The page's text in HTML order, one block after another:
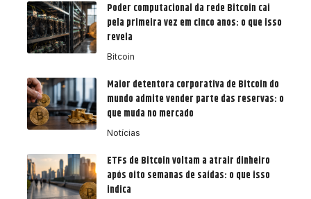
Poder computacional da rede Bitcoin cai
pela primeira vez em cinco anos: o que isso
revela
Bitcoin
Maior detentora corporativa de Bitcoin do
mundo admite vender parte das reservas: o
que muda no mercado
Notícias
ETFs de Bitcoin voltam a atrair dinheiro
após oito semanas de saídas: o que isso
indica